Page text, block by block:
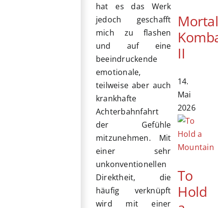
hat es das Werk
jedoch geschafft
mich zu flashen
und auf eine
beeindruckende
emotionale,
teilweise aber auch
krankhafte
Achterbahnfahrt
der Gefühle
mitzunehmen. Mit
einer sehr
unkonventionellen
Direktheit, die
häufig verknüpft
wird mit einer
Mortal
II
14.
Mai
2026
To
Hold